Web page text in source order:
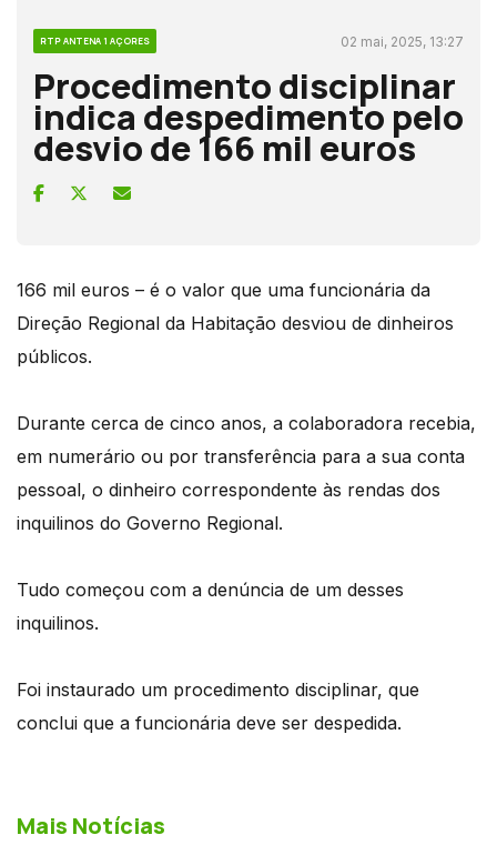
RTP ANTENA 1 AÇORES 02 mai, 2025, 13:27
Procedimento disciplinar
indica despedimento pelo
desvio de 166 mil euros
166 mil euros – é o valor que uma funcionária da
Direção Regional da Habitação desviou de dinheiros
públicos.
Durante cerca de cinco anos, a colaboradora recebia,
em numerário ou por transferência para a sua conta
pessoal, o dinheiro correspondente às rendas dos
inquilinos do Governo Regional.
Tudo começou com a denúncia de um desses
inquilinos.
Foi instaurado um procedimento disciplinar, que
conclui que a funcionária deve ser despedida.
Mais Notícias